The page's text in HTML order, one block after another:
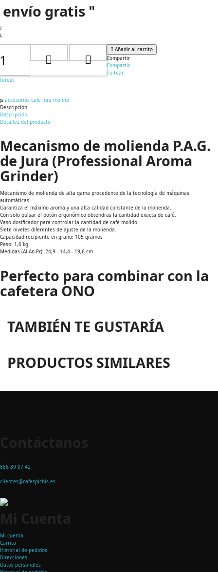
gratis "
Añadir al carrito
Compartir
Compartir
Tuitear
accesorios cafe jura molino
Descripción
Descripción
Detalles del producto
Mecanismo de molienda P.A.G.
de Jura (Professional Aroma
Grinder)
Mecanismo de molienda de alta gama procedente de la tecnología de máquinas
automáticas.
Garantiza el máximo aroma y una alta calidad constante de la molienda.
Con solo pulsar el botón ergonómico obtendras la cantidad exacta de café.
Vaso dosificador para controlar la cantidad de café molido.
Siete niveles diferentes de ajuste de la molienda.
Capacidad recipiente en grano: 105 gramos
Peso: 1,6 kg
Medidas (Al-An-Pr): 24,9 - 14,4 - 19,6 cm
Perfecto para combinar con la
cafetera ONO
TAMBIÉN TE GUSTARÍA
PRODUCTOS SIMILARES
686 39 07 42
clientes@cafespichis.es
Mi cuenta
Carrito
Historial de pedidos
Direcciones
Datos personales